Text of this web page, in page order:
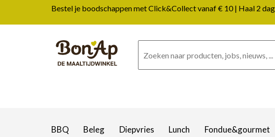
Bestel je boodschappen met Click&Collect vanaf € 10 | Haal 2
BBQ Beleg Diepvries Lunch Fondue&gourmet